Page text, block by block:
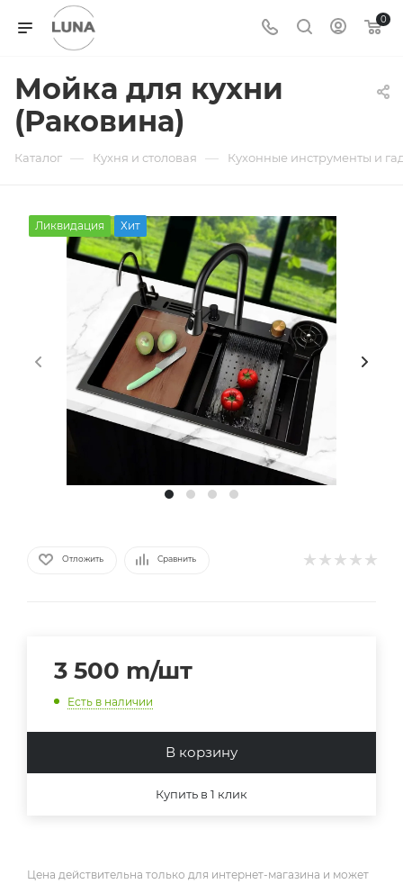
0
Мойка для кухни
(Раковина)
Каталог — Кухня и столовая — Кухонные инструменты и
Ликвидация Хит
Отложить Сравнить
3 500 m/шт
Есть в наличии
В корзину
Купить в 1 клик
Цена действительна только для интернет-магазина и может